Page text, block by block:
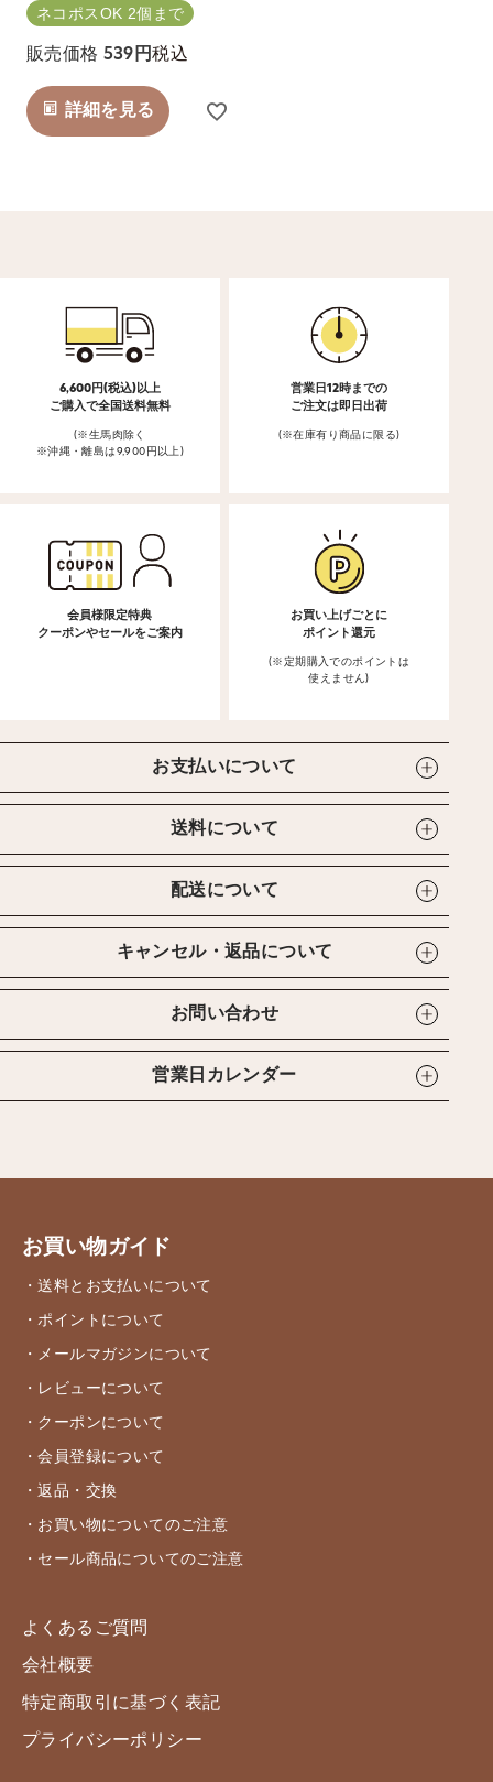
ネコポスOK 2個まで
販売価格 539 税込
詳細を見る
6,600円(税込)以上
ご購入で全国送料無料
(※生馬肉除く
※沖縄・離島は9,900円以上)
営業日12時までの
ご注文は即日出荷
(※在庫有り商品に限る)
会員様限定特典
クーポンやセールをご案内
お買い上げごとに
ポイント還元
(※定期購入でのポイントは
使えません)
お支払いについて
送料について
配送について
キャンセル・返品について
お問い合わせ
営業日カレンダー
お買い物ガイド
・送料とお支払いについて
・ポイントについて
・メールマガジンについて
・レビューについて
・クーポンについて
・会員登録について
・返品・交換
・お買い物についてのご注意
・セール商品についてのご注意
よくあるご質問
会社概要
特定商取引に基づく表記
プライバシーポリシー